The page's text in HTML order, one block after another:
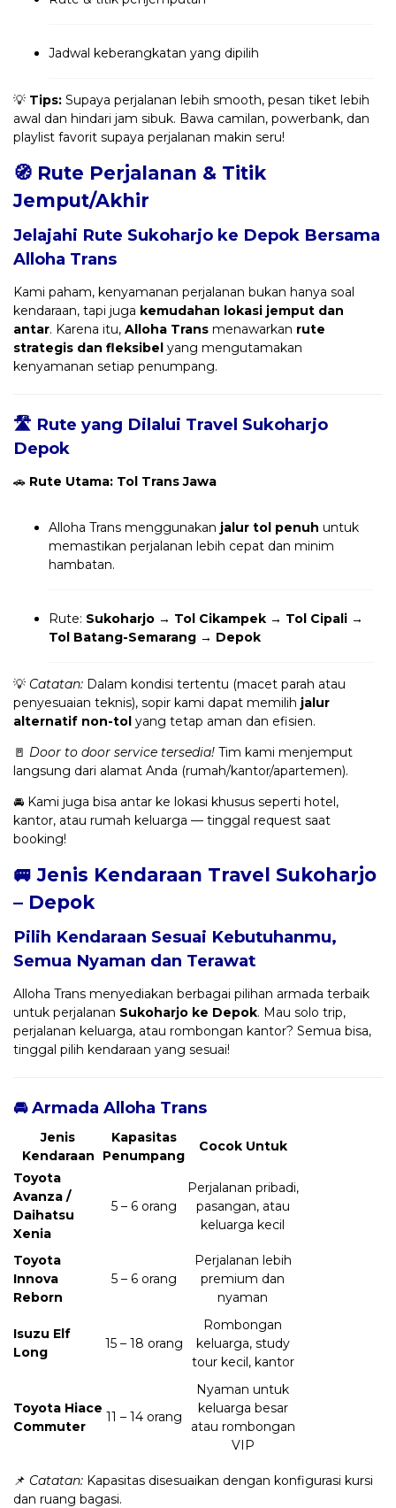
Jadwal keberangkatan yang dipilih
💡 Tips: Supaya perjalanan lebih smooth, pesan tiket lebih
awal dan hindari jam sibuk. Bawa camilan, powerbank, dan
playlist favorit supaya perjalanan makin seru!
🧭 Rute Perjalanan & Titik
Jemput/Akhir
Jelajahi Rute Sukoharjo ke Depok Bersama
Alloha Trans
Kami paham, kenyamanan perjalanan bukan hanya soal
kendaraan, tapi juga kemudahan lokasi jemput dan
antar. Karena itu, Alloha Trans menawarkan rute
strategis dan fleksibel yang mengutamakan
kenyamanan setiap penumpang.
🛣️ Rute yang Dilalui Travel Sukoharjo
Depok
🚗 Rute Utama: Tol Trans Jawa
Alloha Trans menggunakan jalur tol penuh untuk
memastikan perjalanan lebih cepat dan minim
hambatan.
Rute: Sukoharjo → Tol Cikampek → Tol Cipali →
Tol Batang-Semarang → Depok
💡 Catatan: Dalam kondisi tertentu (macet parah atau
penyesuaian teknis), sopir kami dapat memilih jalur
alternatif non-tol yang tetap aman dan efisien.
🚪 Door to door service tersedia! Tim kami menjemput
langsung dari alamat Anda (rumah/kantor/apartemen).
🚘 Kami juga bisa antar ke lokasi khusus seperti hotel,
kantor, atau rumah keluarga — tinggal request saat
booking!
🚐 Jenis Kendaraan Travel Sukoharjo
– Depok
Pilih Kendaraan Sesuai Kebutuhanmu,
Semua Nyaman dan Terawat
Alloha Trans menyediakan berbagai pilihan armada terbaik
untuk perjalanan Sukoharjo ke Depok. Mau solo trip,
perjalanan keluarga, atau rombongan kantor? Semua bisa,
tinggal pilih kendaraan yang sesuai!
🚘 Armada Alloha Trans
Jenis
Kendaraan
Kapasitas
Penumpang
Cocok Untuk
Toyota
Avanza /
Daihatsu
Xenia
5 – 6 orang
Perjalanan pribadi,
pasangan, atau
keluarga kecil
Toyota
Innova
Reborn
5 – 6 orang
Perjalanan lebih
premium dan
nyaman
Isuzu Elf
Long
15 – 18 orang
Rombongan
keluarga, study
tour kecil, kantor
Toyota Hiace
Commuter
11 – 14 orang
Nyaman untuk
keluarga besar
atau rombongan
VIP
📌 Catatan: Kapasitas disesuaikan dengan konfigurasi kursi
dan ruang bagasi.